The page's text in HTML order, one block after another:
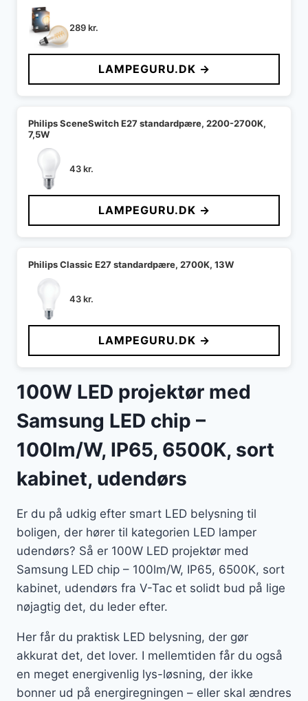
289kr.
LAMPEGURU.DK →
Philips SceneSwitch E27 standardpære, 2200-2700K,
7,5W
43kr.
LAMPEGURU.DK →
Philips Classic E27 standardpære, 2700K, 13W
43kr.
LAMPEGURU.DK →
100W LED projektør med
Samsung LED chip –
100lm/W, IP65, 6500K, sort
kabinet, udendørs
Er du på udkig efter smart LED belysning til
boligen, der hører til kategorien LED lamper
udendørs? Så er 100W LED projektør med
Samsung LED chip – 100lm/W, IP65, 6500K, sort
kabinet, udendørs fra V-Tac et solidt bud på lige
nøjagtig det, du leder efter.
Her får du praktisk LED belysning, der gør
akkurat det, det lover. I mellemtiden får du også
en meget energivenlig lys-løsning, der ikke
bonner ud på energiregningen – eller skal ændres